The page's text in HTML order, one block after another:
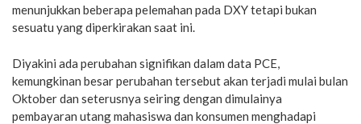
menunjukkan beberapa pelemahan pada DXY tetapi bukan
sesuatu yang diperkirakan saat ini.
Diyakini ada perubahan signifikan dalam data PCE,
kemungkinan besar perubahan tersebut akan terjadi mulai bulan
Oktober dan seterusnya seiring dengan dimulainya
pembayaran utang mahasiswa dan konsumen menghadapi